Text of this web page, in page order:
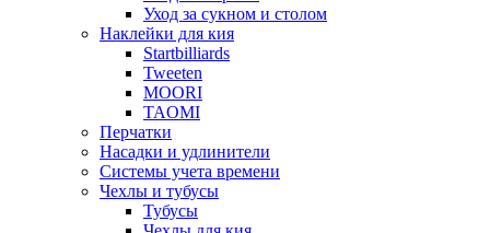
Уход за сукном и столом
Наклейки для кия
Startbilliards
Tweeten
MOORI
TAOMI
Перчатки
Насадки и удлинители
Системы учета времени
Чехлы и тубусы
Тубусы